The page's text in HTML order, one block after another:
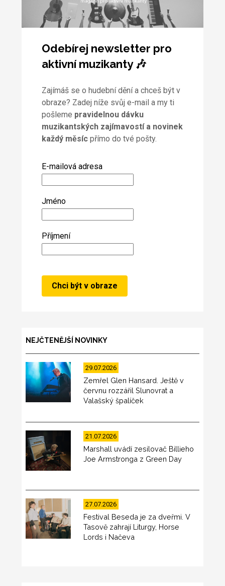
Odebírej newsletter pro
aktivní muzikanty 🎶
Zajímáš se o hudební dění a chceš být v
obraze? Zadej níže svůj e-mail a my ti
pošleme pravidelnou dávku
muzikantských zajímavostí a novinek
každý měsícpřímo do tvé pošty.
E-mailová adresa
Jméno
Příjmení
NEJČTENĚJŠÍ NOVINKY
29.07.2026
Zemřel Glen Hansard. Ještě v
červnu rozzářil Slunovrat a
Valašský špalíček
21.07.2026
Marshall uvádí zesilovač Billieho
Joe Armstronga z Green Day
27.07.2026
Festival Beseda je za dveřmi. V
Tasově zahrají Liturgy, Horse
Lords i Načeva